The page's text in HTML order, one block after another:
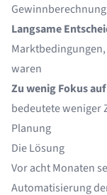
Langsame
waren
Zu wenig Fokus
bedeutete weniger
Planung
Die Lösung
Vor acht Monaten
Automatisierung